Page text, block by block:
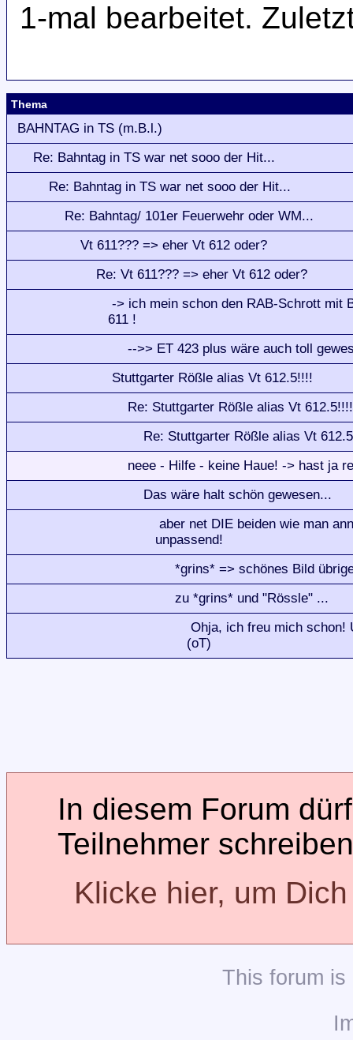
1-mal bearbeitet.
Thema
BAHNTAG in TS (m.B.l.)
Re: Bahntag in TS war net sooo der Hit...
Re: Bahntag in TS war net sooo der Hit...
Re: Bahntag/ 101er Feuerwehr oder WM...
Vt 611??? => eher Vt 612 oder?
Re: Vt 611??? => eher Vt 612 oder?
-> ich mein schon den RAB-Schrott mit
611 !
-->> ET 423 plus wäre auch toll
Stuttgarter Rößle alias Vt 612.5!!!!
Re: Stuttgarter Rößle alias Vt 612.5!!!!
Re: Stuttgarter Rößle alias Vt
neee - Hilfe - keine Haue! -> hast ja
Das wäre halt schön gewesen...
aber net DIE beiden wie man
unpassend!
*grins* => schönes Bild
zu *grins* und "Rössle" ...
Ohja, ich freu mich schon!
(oT)
In diesem Forum
Teilnehmer
Klicke hier, um
This forum is